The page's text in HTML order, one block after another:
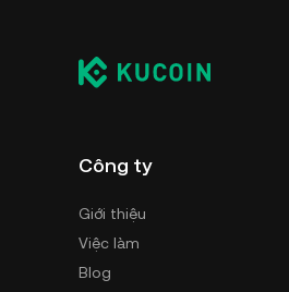
Công ty
Giới thiệu
Việc làm
Blog